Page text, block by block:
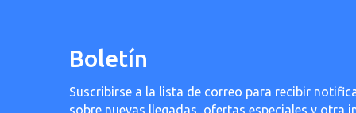
Boletín
Suscribirse a la lista de correo para recibir
sobre nuevas llegadas, ofertas especiales y otra